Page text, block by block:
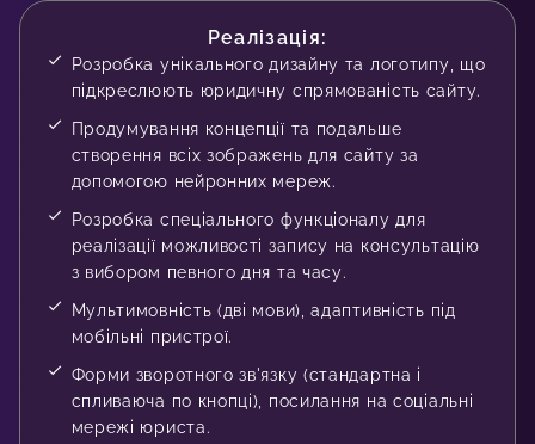
Реалізація:
Розробка унікального дизайну та логотипу, що
підкреслюють юридичну спрямованість сайту.
Продумування концепції та подальше
створення всіх зображень для сайту за
допомогою нейронних мереж.
Розробка спеціального функціоналу для
реалізації можливості запису на консультацію
з вибором певного дня та часу.
Мультимовність (дві мови), адаптивність під
мобільні пристрої.
Форми зворотного зв'язку (стандартна і
спливаюча по кнопці), посилання на соціальні
мережі юриста.